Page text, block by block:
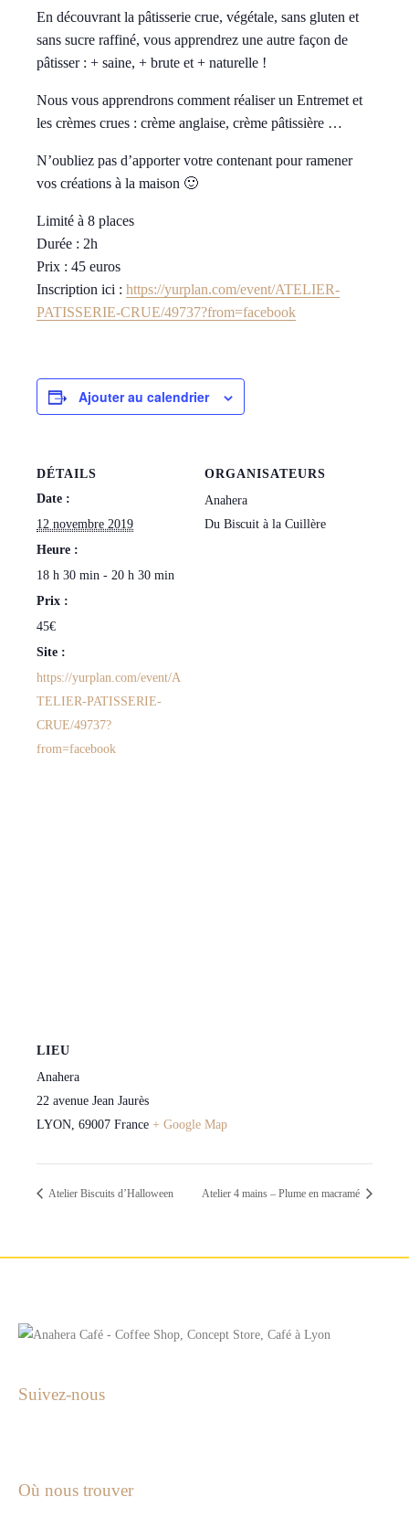
En découvrant la pâtisserie crue, végétale, sans gluten et
sans sucre raffiné, vous apprendrez une autre façon de
pâtisser : + saine, + brute et + naturelle !
Nous vous apprendrons comment réaliser un Entremet et
les crèmes crues : crème anglaise, crème pâtissière …
N’oubliez pas d’apporter votre contenant pour ramener
vos créations à la maison 🙂
Limité à 8 places
Durée : 2h
Prix : 45 euros
Inscription ici : https://yurplan.com/event/ATELIER-
PATISSERIE-CRUE/49737?from=facebook
Ajouter au calendrier
DÉTAILS
Date :
12 novembre 2019
Heure :
18 h 30 min - 20 h 30 min
Prix :
45€
Site :
https://yurplan.com/event/A
TELIER-PATISSERIE-
CRUE/49737?
from=facebook
ORGANISATEURS
Anahera
Du Biscuit à la Cuillère
LIEU
Anahera
22 avenue Jean Jaurès
LYON, 69007 France + Google Map
Atelier Biscuits d’Halloween Atelier 4 mains – Plume en macramé
Suivez-nous
Où nous trouver